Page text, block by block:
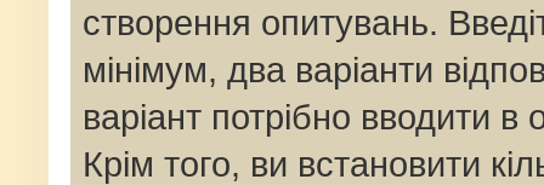
створення опитувань.
мінімум, два варіанти
варіант потрібно вводити в
Крім того, ви встановити